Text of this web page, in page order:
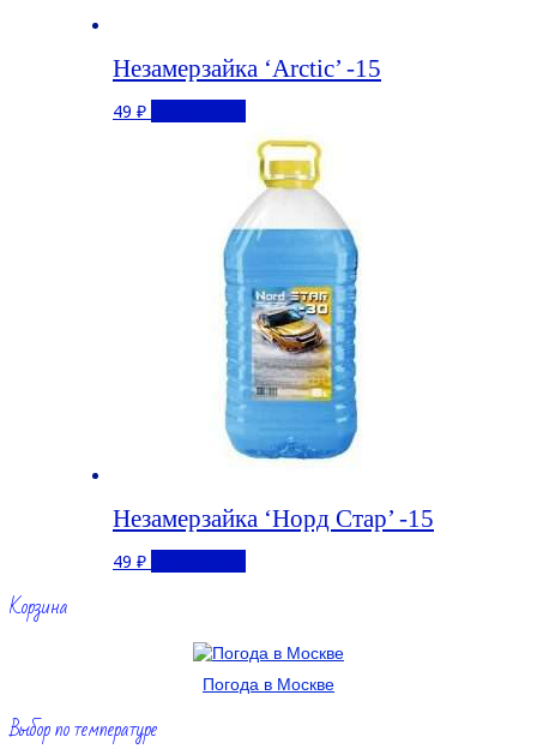
Незамерзайка ‘Arctic’ -15
49 ₽
Незамерзайка ‘Норд Стар’ -15
49 ₽
Корзина
Погода в Москве
Выбор по температуре